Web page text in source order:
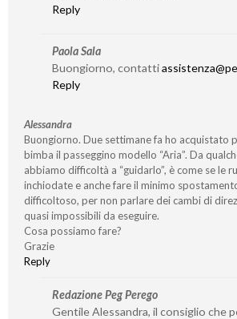
Reply
Paola Sala
Buongiorno, contatti
Reply
Alessandra
Buongiorno. Due settimane fa ho acquistato
bimba il passeggino modello “Aria”. Da
abbiamo difficoltà a “guidarlo”, è come se le
inchiodate e anche fare il minimo
difficoltoso, per non parlare dei cambi di
quasi impossibili da eseguire.
Cosa possiamo fare?
Grazie
Reply
Redazione Peg Perego
Gentile Alessandra, il consiglio che